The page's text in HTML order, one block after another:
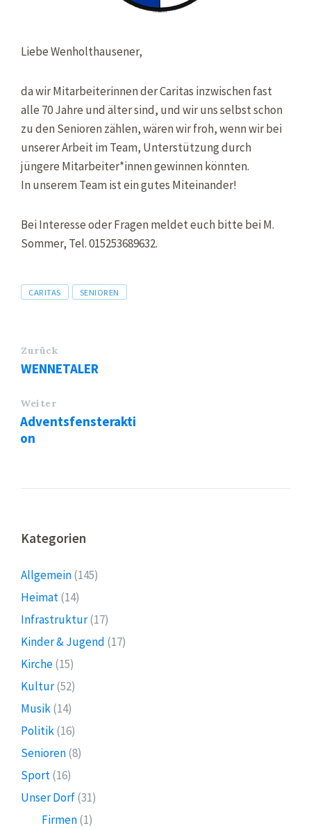
Liebe Wenholthausener,
da wir Mitarbeiterinnen der Caritas inzwischen fast
alle 70 Jahre und älter sind, und wir uns selbst schon
zu den Senioren zählen, wären wir froh, wenn wir bei
unserer Arbeit im Team, Unterstützung durch
jüngere Mitarbeiter*innen gewinnen könnten.
In unserem Team ist ein gutes Miteinander!
Bei Interesse oder Fragen meldet euch bitte bei M.
Sommer, Tel. 015253689632.
Tags
CARITAS SENIOREN
Zurück
WENNETALER
Weiter
Adventsfensterakti
on
Kategorien
Allgemein(145)
Heimat(14)
Infrastruktur(17)
Kinder & Jugend (17)
Kirche(15)
Kultur(52)
Musik(14)
Politik(16)
Senioren(8)
Sport(16)
Unser Dorf(31)
Firmen(1)